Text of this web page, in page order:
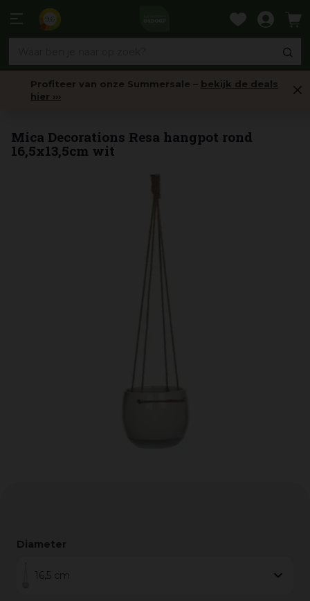
naar
Profiteer van onze Summersale – bekijk de deals
hier ›››
Mica Decorations Resa hangpot rond
16,5x13,5cm wit
Diameter
16,5 cm